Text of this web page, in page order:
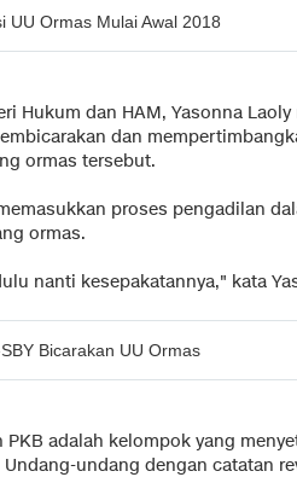
UU Ormas Mulai Awal 2018
Hukum dan HAM, Yasonna Laoly
dan
ormas tersebut.
proses pengadilan
ormas.
nanti kesepakatannya," kata
Bicarakan UU Ormas
PKB adalah kelompok yang
undang dengan catatan